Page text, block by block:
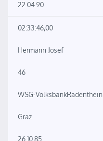
22.04.90
02:33:46,00
Hermann Josef
46
WSG-VolksbankRadenthein
Graz
26.10.85